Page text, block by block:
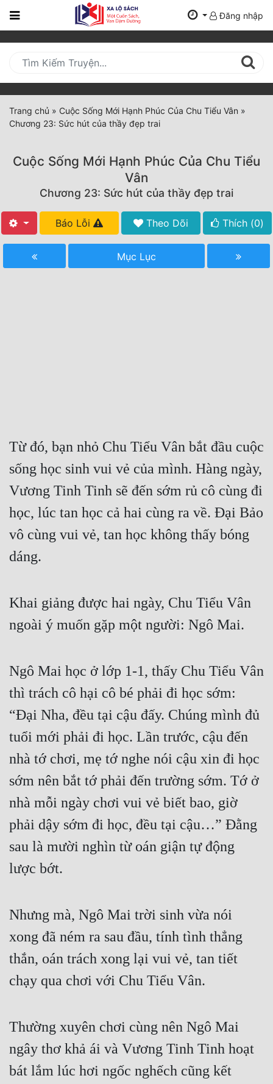
Trang
Mới
Cập
Nhật
(current)
Thể Loại
Truyện Mới Ra
Hoàn Thành
Cạnh Kỹ
Cổ Tiên Hiệp
Cổ Đại
Dã Sử
Dị Giới
Gia Đấu
Góc Nhìn Nam
Góc Nhìn Nữ
Huyền Nghi
Huyền Ảo
Hài Hước
Hệ Thống
Học Đường
Khoa Huyễn Không Gian
Kinh Dị
Kiếm Hiệp
Linh Dị
Làm Giàu
Đăng nhập
Trang chủ » Cuộc Sống Mới Hạnh Phúc Của Chu Tiểu Vân »
Chương 23: Sức hút của thầy đẹp trai
Cuộc Sống Mới Hạnh Phúc Của Chu Tiểu
Vân
Chương 23: Sức hút của thầy đẹp trai
Báo Lỗi Theo Dõi Thích (0)
Mục Lục
Từ đó, bạn nhỏ Chu Tiểu Vân bắt đầu cuộc
sống học sinh vui vẻ của mình. Hàng ngày,
Vương Tinh Tinh sẽ đến sớm rủ cô cùng đi
học, lúc tan học cả hai cùng ra về. Đại Bảo
vô cùng vui vẻ, tan học không thấy bóng
dáng.
Khai giảng được hai ngày, Chu Tiểu Vân
ngoài ý muốn gặp một người: Ngô Mai.
Ngô Mai học ở lớp 1-1, thấy Chu Tiểu Vân
thì trách cô hại cô bé phải đi học sớm:
“Đại Nha, đều tại cậu đấy. Chúng mình đủ
tuổi mới phải đi học. Lần trước, cậu đến
nhà tớ chơi, mẹ tớ nghe nói cậu xin đi học
sớm nên bắt tớ phải đến trường sớm. Tớ ở
nhà mỗi ngày chơi vui vẻ biết bao, giờ
phải dậy sớm đi học, đều tại cậu…” Đằng
sau là mười nghìn từ oán giận tự động
lược bớt.
Nhưng mà, Ngô Mai trời sinh vừa nói
xong đã ném ra sau đầu, tính tình thẳng
thắn, oán trách xong lại vui vẻ, tan tiết
chạy qua chơi với Chu Tiểu Vân.
Thường xuyên chơi cùng nên Ngô Mai
ngây thơ khả ái và Vương Tinh Tinh hoạt
bát lắm lúc hơi ngốc nghếch cũng kết